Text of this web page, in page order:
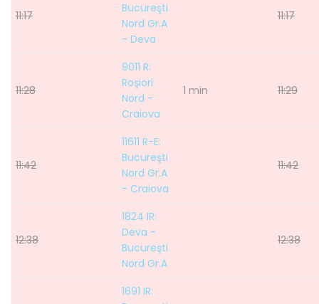
11:17
Bucureşti
Nord Gr.A
- Deva
11:17
11:28
9011 R:
Roşiori
Nord -
Craiova
1 min 11:29
11:42
11611 R-E:
Bucureşti
Nord Gr.A
- Craiova
11:42
12:38
1824 IR:
Deva -
Bucureşti
Nord Gr.A
12:38
1691 IR: